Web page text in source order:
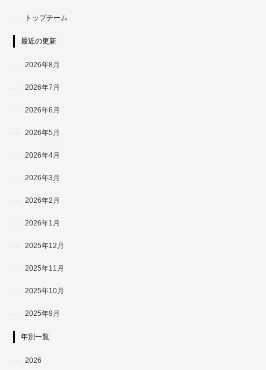
トップチーム
最近の更新
2026年8月
2026年7月
2026年6月
2026年5月
2026年4月
2026年3月
2026年2月
2026年1月
2025年12月
2025年11月
2025年10月
2025年9月
年別一覧
2026